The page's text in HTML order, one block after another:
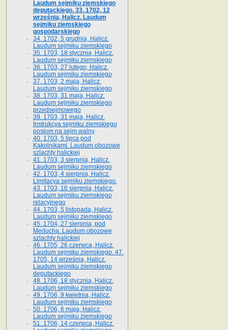
Laudum sejmiku ziemskiego
deputackiego. 33. 1702, 12
września, Halicz. Laudum
sejmiku ziemskiego
gospodarskiego
34. 1702, 5 grudnia, Halicz.
Laudum sejmiku ziemskiego
35. 1703, 18 stycznia, Halicz.
Laudum sejmiku ziemskiego
36. 1703, 27 lutego, Halicz.
Laudum sejmiku ziemskiego
37. 1703, 2 maja, Halicz.
Laudum sejmiku ziemskiego
38. 1703, 31 maja, Halicz.
Laudum sejmiku ziemskiego
przedsejmowego
39. 1703, 31 maja, Halicz.
Instrukcya sejmiku ziemskiego
posłom na sejm walny
40. 1703, 5 lipca pod
Kąkolnikami. Laudum obozowe
szlachty halickiej
41­. 1703, 3 sierpnia, Halicz.
Laudum sejmiku ziemskiego
42. 1703, 4 sierpnia, Halicz.
Limitacya sejmiku ziemskiego.
43. 1703, 16 sierpnia, Halicz.
Laudum sejmiku ziemskiego
relacyjnego
44. 1703, 5 listopada, Halicz.
Laudum sejmiku ziemskiego
45. 1704, 27 sierpnia, pod
Meduchą. Laudum obozowe
szlachty halickiej
46. 1705, 26 czerwca, Halicz.
Laudum sejmiku ziemskiego. 47.
1705, 14 września, Halicz.
Laudum sejmiku ziemskiego
deputackiego
48. 1706, 18 stycznia, Halicz.
Laudum sejmiku ziemskiego
49. 1706, 9 kwietnia, Halicz.
Laudum sejmiku ziemskiego
50. 1706, 6 maja, Halicz.
Laudum sejmiku ziemskiego
51. 1706, 14 czerwca, Halicz.